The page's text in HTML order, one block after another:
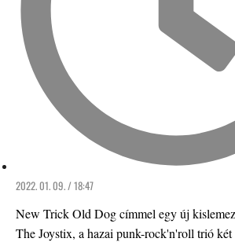
2022. 01. 09. / 18:47
New Trick Old Dog címmel egy új
The Joystix, a hazai punk-rock'n'roll trió